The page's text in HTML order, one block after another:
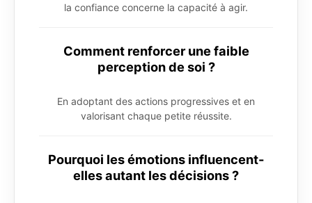
la confiance concerne la capacité à agir.
Comment renforcer une faible
perception de soi ?
En adoptant des actions progressives et en
valorisant chaque petite réussite.
Pourquoi les émotions influencent-
elles autant les décisions ?